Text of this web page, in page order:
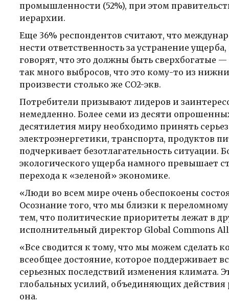
промышленности (52%), при этом
иерархии.
Еще 36% респондентов считают, что
нести ответственность за устранение
говорят, что это должны быть сверхбогатые
так много выбросов, что это кому-то из
произвести столько же CO2-экв.
Потребители призывают лидеров и
немедленно. Более семи из десяти
десятилетия миру необходимо принять
электроэнергетики, транспорта, продуктов
подчеркивает безотлагательность ситуации.
экологического ущерба намного превышает
перехода к «зеленой» экономике.
«Люди во всем мире очень обеспокоены
Осознание того, что мы близки к
тем, что политические приоритеты лежат в
исполнительный директор Global Commons
«Все сводится к тому, что мы можем сделать
всеобщее достояние, которое поддерживает
серьезных последствий изменения климата.
глобальных усилий, объединяющих действия
она.